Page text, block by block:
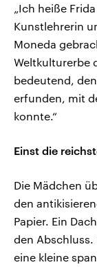
„Ich heiße
Kunstlehrerin
Moneda
Weltkulturerbe
bedeutend,
erfunden, mit
konnte.“
Einst die
Die Mädchen
den
Papier. Ein
den
eine kleine